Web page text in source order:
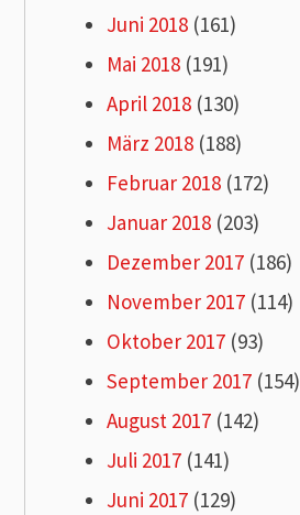
Juni 2018 (161)
Mai 2018 (191)
April 2018 (130)
März 2018 (188)
Februar 2018 (172)
Januar 2018 (203)
Dezember 2017 (186)
November 2017 (114)
Oktober 2017 (93)
September 2017 (154)
August 2017 (142)
Juli 2017 (141)
Juni 2017 (129)